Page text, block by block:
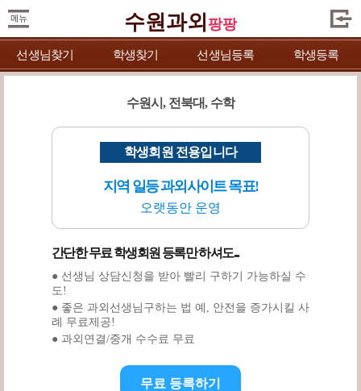
수원과외 팡팡
선생님찾기 학생찾기 선생님등록 학생등록
수원시, 전북대, 수학
학생회원 전용입니다
지역 일등 과외사이트 목표!
오랫동안 운영
간단한 무료 학생회원 등록만 하셔도...
● 선생님 상담신청을 받아 빨리 구하기 가능하실 수
도!
● 좋은 과외선생님구하는 법 예, 안전을 증가시킬 사
례 무료제공!
● 과외연결/중개 수수료 무료
무료 등록하기